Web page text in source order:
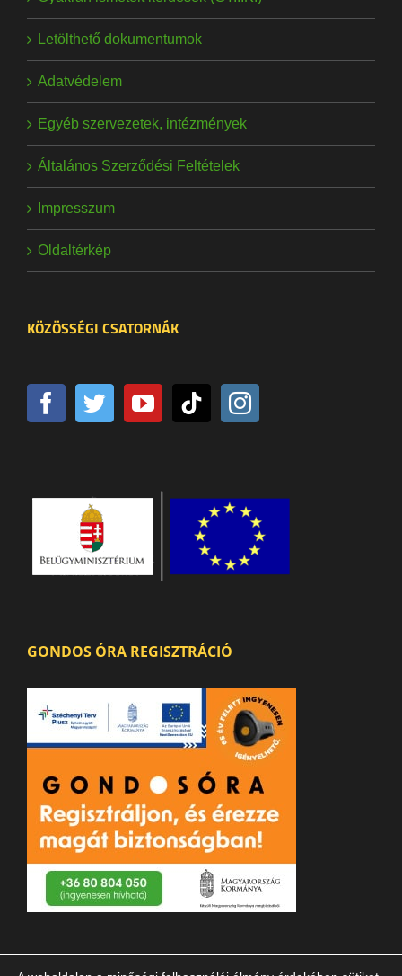
Letölthető dokumentumok
Adatvédelem
Egyéb szervezetek, intézmények
Általános Szerződési Feltételek
Impresszum
Oldaltérkép
KÖZÖSSÉGI CSATORNÁK
GONDOS ÓRA REGISZTRÁCIÓ